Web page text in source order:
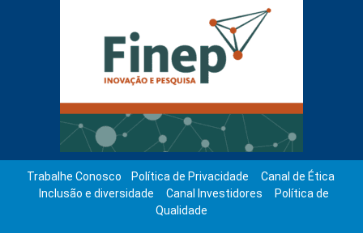
Trabalhe Conosco Política de Privacidade
Canal de Ética
Inclusão e diversidade
Canal Investidores
Política de
Qualidade